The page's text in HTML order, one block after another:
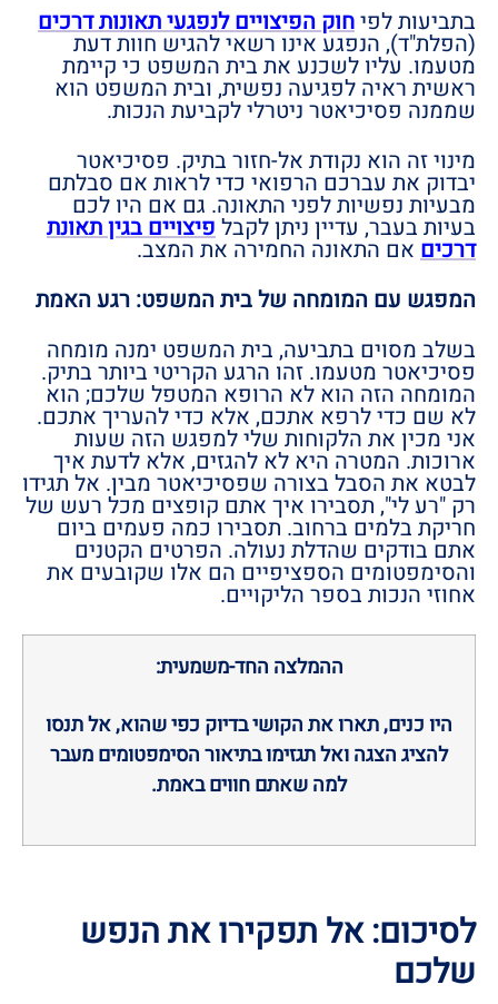
בתביעות לפיחוק הפיצויים לנפגעי תאונות דרכים
(הפלת"ד), הנפגע אינו רשאי להגיש חוות דעת
מטעמו. עליו לשכנע את בית המשפט כי קיימת
ראשית ראיה לפגיעה נפשית, ובית המשפט הוא
שממנה פסיכיאטר ניטרלי לקביעת הנכות.
מינוי זה הוא נקודת אל-חזור בתיק. פסיכיאטר
יבדוק את עברכם הרפואי כדי לראות אם סבלתם
מבעיות נפשיות לפני התאונה. גם אם היו לכם
בעיות בעבר, עדיין ניתן לקבלפיצויים בגין תאונת
דרכים אם התאונה החמירה את המצב.
המפגש עם המומחה של בית המשפט: רגע האמת
בשלב מסוים בתביעה, בית המשפט ימנה מומחה
פסיכיאטר מטעמו. זהו הרגע הקריטי ביותר בתיק.
המומחה הזה הוא לא הרופא המטפל שלכם; הוא
לא שם כדי לרפא אתכם, אלא כדי להעריך אתכם.
אני מכין את הלקוחות שלי למפגש הזה שעות
ארוכות. המטרה היא לא להגזים, אלא לדעת איך
לבטא את הסבל בצורה שפסיכיאטר מבין. אל תגידו
רק "רע לי", תסבירו איך אתם קופצים מכל רעש של
חריקת בלמים ברחוב. תסבירו כמה פעמים ביום
אתם בודקים שהדלת נעולה. הפרטים הקטנים
והסימפטומים הספציפיים הם אלו שקובעים את
אחוזי הנכות בספר הליקויים.
ההמלצה החד-משמעית:
היו כנים, תארו את הקושי בדיוק כפי שהוא, אל תנסו
להציג הצגה ואל תגזימו בתיאור הסימפטומים מעבר
למה שאתם חווים באמת.
לסיכום: אל תפקירו את הנפש
שלכם